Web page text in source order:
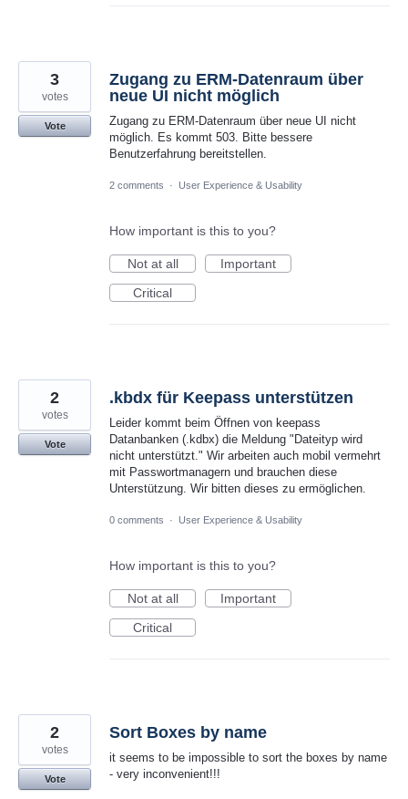
Zugang zu ERM-Datenraum über
neue UI nicht möglich
Zugang zu ERM-Datenraum über neue UI nicht
möglich. Es kommt 503. Bitte bessere
Benutzerfahrung bereitstellen.
3
votes
Vote
2 comments · User Experience & Usability
How important is this to you?
Not at all
Important
Critical
.kbdx für Keepass unterstützen
Leider kommt beim Öffnen von keepass
Datanbanken (.kdbx) die Meldung "Dateityp wird
nicht unterstützt." Wir arbeiten auch mobil vermehrt
mit Passwortmanagern und brauchen diese
Unterstützung. Wir bitten dieses zu ermöglichen.
2
votes
Vote
0 comments · User Experience & Usability
How important is this to you?
Not at all
Important
Critical
Sort Boxes by name
it seems to be impossible to sort the boxes by name
- very inconvenient!!!
2
votes
Vote